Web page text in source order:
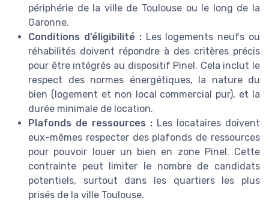
périphérie de la ville de Toulouse ou le long de la
Garonne.
Conditions d’éligibilité :Les logements neufs ou
réhabilités doivent répondre à des critères précis
pour être intégrés au dispositif Pinel. Cela inclut le
respect des normes énergétiques, la nature du
bien (logement et non local commercial pur), et la
durée minimale de location.
Plafonds de ressources : Les locataires doivent
eux-mêmes respecter des plafonds de ressources
pour pouvoir louer un bien en zone Pinel. Cette
contrainte peut limiter le nombre de candidats
potentiels, surtout dans les quartiers les plus
prisés de la ville Toulouse.